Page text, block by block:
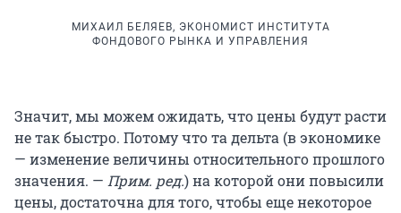
МИХАИЛ БЕЛЯЕВ, ЭКОНОМИСТ ИНСТИТУТА
ФОНДОВОГО РЫНКА И УПРАВЛЕНИЯ
Значит, мы можем ожидать, что цены будут расти
не так быстро. Потому что та дельта (в экономике
— изменение величины относительного прошлого
значения. — Прим. ред.) на которой они повысили
цены, достаточна для того, чтобы еще некоторое